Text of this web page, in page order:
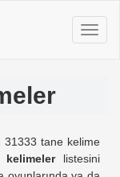
31333 tane kelime
listesini